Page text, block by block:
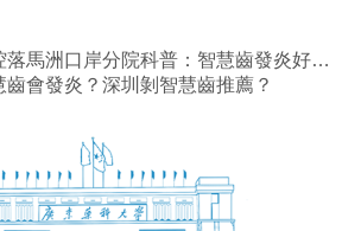
馬洲口岸分院科普：智慧齒發炎好痛點算？
齒會發炎？深圳剝智慧齒推薦？